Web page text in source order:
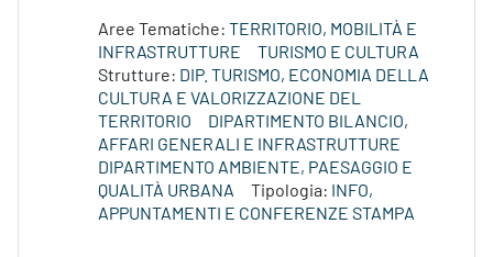
Aree Tematiche: TERRITORIO, MOBILITÀ E
INFRASTRUTTURE
TURISMO E CULTURA
Strutture: DIP. TURISMO, ECONOMIA DELLA
CULTURA E VALORIZZAZIONE DEL
TERRITORIO
DIPARTIMENTO BILANCIO,
AFFARI GENERALI E INFRASTRUTTURE
DIPARTIMENTO AMBIENTE, PAESAGGIO E
QUALITÀ URBANA
Tipologia:
INFO,
APPUNTAMENTI E CONFERENZE STAMPA